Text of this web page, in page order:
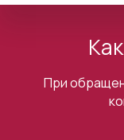
При